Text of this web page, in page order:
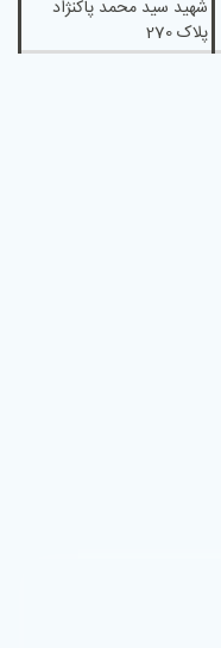
شهید سید محمد پاکنژاد
پلاک 270